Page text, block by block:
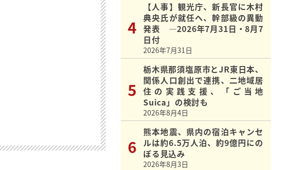
【人事】観光庁、新長官に木村
典央氏が就任へ、幹部級の異動
発表 ―2026年7月31日・8月7
日付
2026年7月31日
栃木県那須塩原市とJR東日本、
関係人口創出で連携、二地域居
住の実践支援、「ご当地
Suica」の検討も
2026年8月4日
熊本地震、県内の宿泊キャンセ
ルは約6.5万人泊、約9億円にの
ぼる見込み
2026年8月3日